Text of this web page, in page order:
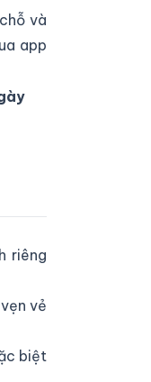
và
app
riêng
vẻ
biệt